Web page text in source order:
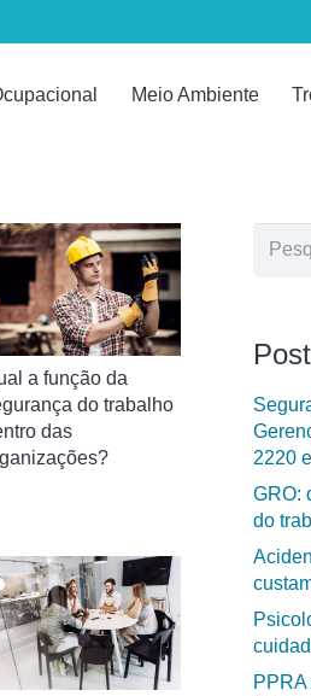
Meio Ambiente
a função da
do trabalho
das
2220
GRO:
do